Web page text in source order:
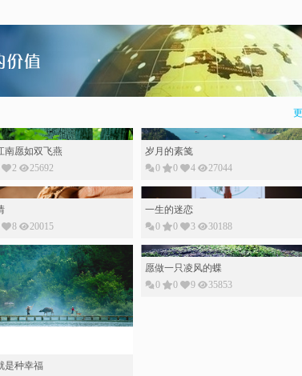
南愿如双飞燕
2 25692
岁月的素䇳
0
0 4 27044
是种幸福
7 21482
愿做一只凌风的蝶
0
0 9 35853